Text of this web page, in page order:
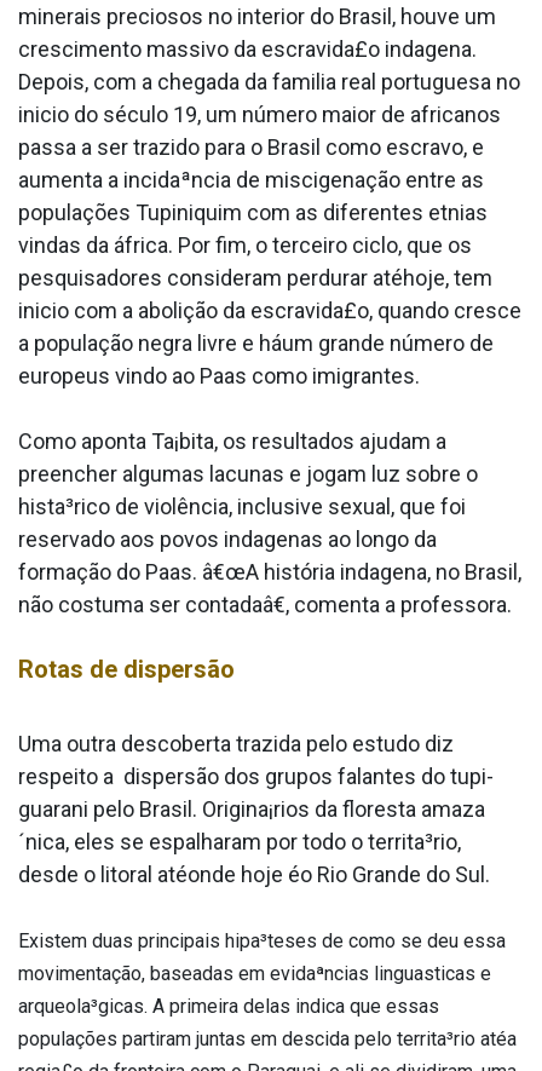
minerais preciosos no interior do Brasil, houve um
crescimento massivo da escravida£o inda­gena.
Depois, com a chegada da familia real portuguesa no
ini­cio do século 19, um número maior de africanos
passa a ser trazido para o Brasil como escravo, e
aumenta a incidaªncia de miscigenação entre as
populações Tupiniquim com as diferentes etnias
vindas da áfrica. Por fim, o terceiro ciclo, que os
pesquisadores consideram perdurar atéhoje, tem
ini­cio com a abolição da escravida£o, quando cresce
a população negra livre e háum grande número de
europeus vindo ao Paa­s como imigrantes.
Como aponta Ta¡bita, os resultados ajudam a
preencher algumas lacunas e jogam luz sobre o
hista³rico de violência, inclusive sexual, que foi
reservado aos povos inda­genas ao longo da
formação do Paa­s. â€œA história inda­gena, no Brasil,
não costuma ser contadaâ€, comenta a professora.
Rotas de dispersão
Uma outra descoberta trazida pelo estudo diz
respeito a dispersão dos grupos falantes do tupi-
guarani pelo Brasil. Origina¡rios da floresta amaza
´nica, eles se espalharam por todo o territa³rio,
desde o litoral atéonde hoje éo Rio Grande do Sul.
Existem duas principais hipa³teses de como se deu essa
movimentação, baseadas em evidaªncias lingua­sticas e
arqueola³gicas. A primeira delas indica que essas
populações partiram juntas em descida pelo territa³rio atéa